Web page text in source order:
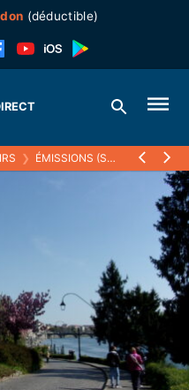
(déductible)
❯ ÉMISSIONS (SOUVENIRS) ❯